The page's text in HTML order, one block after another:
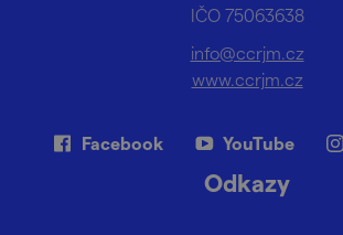
IČO 75063638
info@ccrjm.cz
www.ccrjm.cz
Facebook YouTube
Odkazy